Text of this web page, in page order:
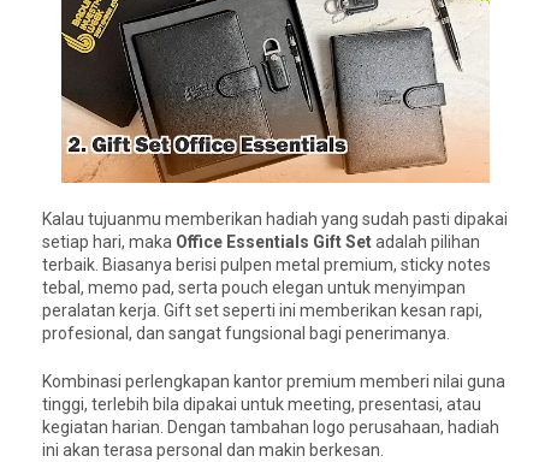
Kalau tujuanmu memberikan hadiah yang sudah pasti dipakai
setiap hari, maka Office Essentials Gift Setadalah pilihan
terbaik. Biasanya berisi pulpen metal premium, sticky notes
tebal, memo pad, serta pouch elegan untuk menyimpan
peralatan kerja. Gift set seperti ini memberikan kesan rapi,
profesional, dan sangat fungsional bagi penerimanya.
Kombinasi perlengkapan kantor premium memberi nilai guna
tinggi, terlebih bila dipakai untuk meeting, presentasi, atau
kegiatan harian. Dengan tambahan logo perusahaan, hadiah
ini akan terasa personal dan makin berkesan.